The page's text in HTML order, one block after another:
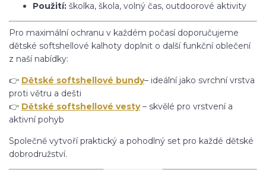
Použití: školka, škola, volný čas, outdoorové aktivity
Pro maximální ochranu v každém počasí doporučujeme
dětské softshellové kalhoty doplnit o další funkční oblečení
z naší nabídky:
👉 Dětské softshellové bundy– ideální jako svrchní vrstva
proti větru a dešti
👉 Dětské softshellové vesty– skvělé pro vrstvení a
aktivní pohyb
Společně vytvoří praktický a pohodlný set pro každé dětské
dobrodružství.